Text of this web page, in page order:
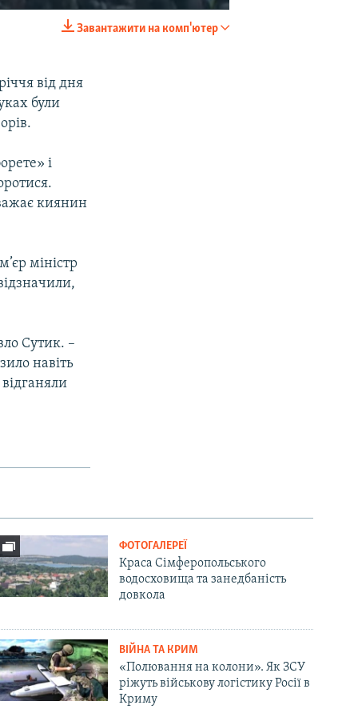
Завантажити на комп'ютер
від дня
були
і
киянин
міністр
Сутик. –
навіть
ФОТОГАЛЕРЕЇ
Краса Сімферопольського
водосховища та занедбаність
довкола
ВІЙНА ТА КРИМ
«Полювання на колони». Як ЗСУ
ріжуть військову логістику Росії в
Криму